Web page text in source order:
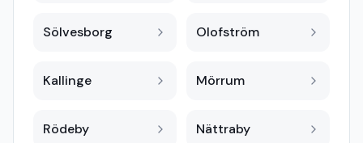
Sölvesborg Olofström
Kallinge Mörrum
Rödeby Nättraby